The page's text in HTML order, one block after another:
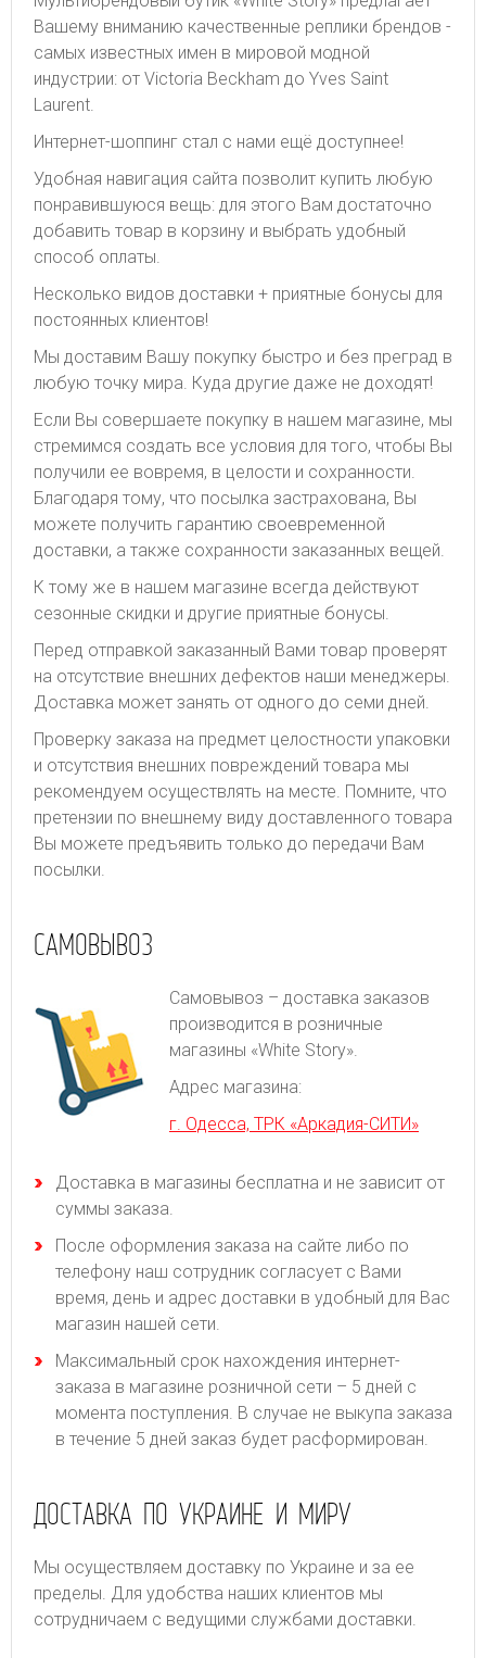
Вашему вниманию качественные реплики брендов -
самых известных имен в мировой модной
индустрии: от Victoria Beckham до Yves Saint
Laurent.
Интернет-шоппинг стал с нами ещё доступнее!
Удобная навигация сайта позволит купить любую
понравившуюся вещь: для этого Вам достаточно
добавить товар в корзину и выбрать удобный
способ оплаты.
Несколько видов доставки + приятные бонусы для
постоянных клиентов!
Мы доставим Вашу покупку быстро и без преград в
любую точку мира. Куда другие даже не доходят!
Если Вы совершаете покупку в нашем магазине, мы
стремимся создать все условия для того, чтобы Вы
получили ее вовремя, в целости и сохранности.
Благодаря тому, что посылка застрахована, Вы
можете получить гарантию своевременной
доставки, а также сохранности заказанных вещей.
К тому же в нашем магазине всегда действуют
сезонные скидки и другие приятные бонусы.
Перед отправкой заказанный Вами товар проверят
на отсутствие внешних дефектов наши менеджеры.
Доставка может занять от одного до семи дней.
Проверку заказа на предмет целостности упаковки
и отсутствия внешних повреждений товара мы
рекомендуем осуществлять на месте. Помните, что
претензии по внешнему виду доставленного товара
Вы можете предъявить только до передачи Вам
посылки.
САМОВЫВОЗ
Самовывоз – доставка заказов
производится в розничные
магазины «White Story».
Адрес магазина:
г. Одесса, ТРК «Аркадия-СИТИ»
Доставка в магазины бесплатна и не зависит от
суммы заказа.
После оформления заказа на сайте либо по
телефону наш сотрудник согласует с Вами
время, день и адрес доставки в удобный для Вас
магазин нашей сети.
Максимальный срок нахождения интернет-
заказа в магазине розничной сети – 5 дней с
момента поступления. В случае не выкупа заказа
в течение 5 дней заказ будет расформирован.
ДОСТАВКА ПО УКРАИНЕ И МИРУ
Мы осуществляем доставку по Украине и за ее
пределы. Для удобства наших клиентов мы
сотрудничаем с ведущими службами доставки.